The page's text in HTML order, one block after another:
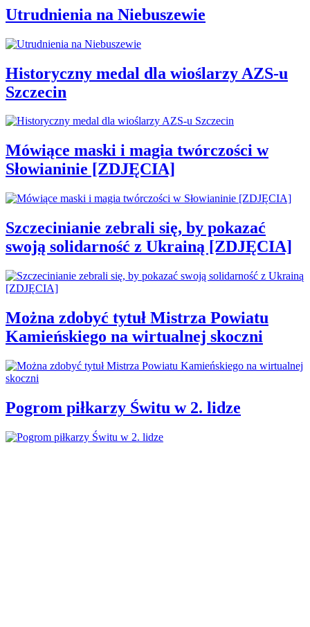
Utrudnienia na Niebuszewie
Historyczny medal dla wioślarzy AZS-u
Szczecin
Mówiące maski i magia twórczości w
Słowianinie [ZDJĘCIA]
Szczecinianie zebrali się, by pokazać
swoją solidarność z Ukrainą [ZDJĘCIA]
Można zdobyć tytuł Mistrza Powiatu
Kamieńskiego na wirtualnej skoczni
Pogrom piłkarzy Świtu w 2. lidze